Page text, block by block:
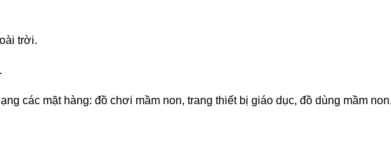
trời.
các mặt hàng: đồ chơi mầm non, trang thiết bị giáo dục, đồ dùng mầm